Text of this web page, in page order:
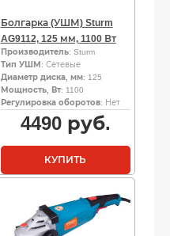
Болгарка (УШМ) Sturm
AG9112, 125 мм, 1100 Вт
Производитель: Sturm
Тип УШМ : Сетевые
Диаметр диска, мм: 125
Мощность, Вт: 1100
Регулировка оборотов: Нет
4490руб.
КУПИТЬ